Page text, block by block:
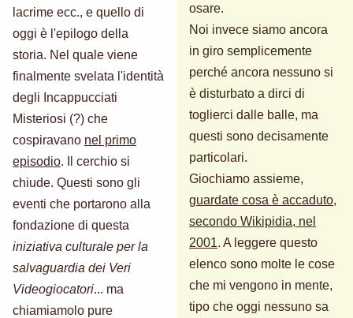
lacrime ecc., e quello di
oggi è l'epilogo della
storia. Nel quale viene
finalmente svelata l'identità
degli Incappucciati
Misteriosi (?) che
cospiravano nel primo
episodio. Il cerchio si
chiude. Questi sono gli
eventi che portarono alla
fondazione di questa
iniziativa culturale per la
salvaguardia dei Veri
Videogiocatori... ma
chiamiamolo pure
osare.
Noi invece siamo ancora
in giro semplicemente
perché ancora nessuno si
è disturbato a dirci di
toglierci dalle balle, ma
questi sono decisamente
particolari.
Giochiamo assieme,
guardate cosa è accaduto,
secondo Wikipidia, nel
2001. A leggere questo
elenco sono molte le cose
che mi vengono in mente,
tipo che oggi nessuno sa